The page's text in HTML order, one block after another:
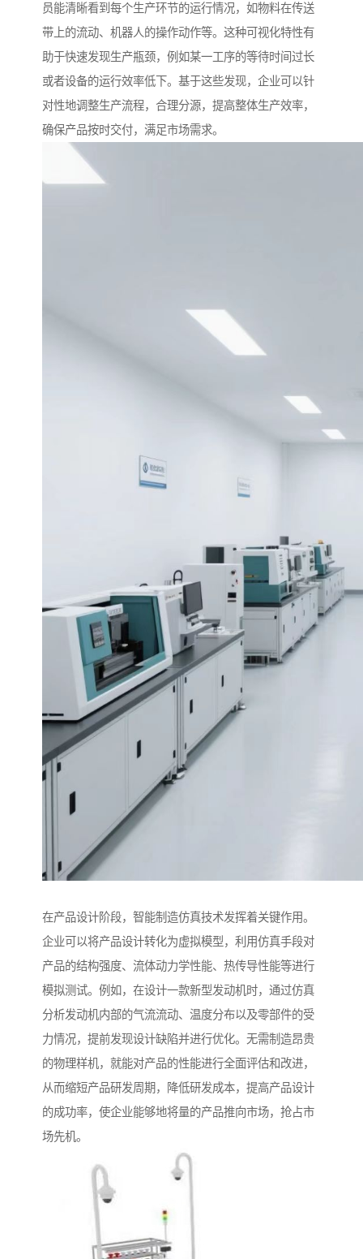
员能清晰看到每个生产环节的运行情况，如物料在传送
带上的流动、机器人的操作动作等。这种可视化特性有
助于快速发现生产瓶颈，例如某一工序的等待时间过长
或者设备的运行效率低下。基于这些发现，企业可以针
对性地调整生产流程，合理分源，提高整体生产效率，
确保产品按时交付，满足市场需求。
在产品设计阶段，智能制造仿真技术发挥着关键作用。
企业可以将产品设计转化为虚拟模型，利用仿真手段对
产品的结构强度、流体动力学性能、热传导性能等进行
模拟测试。例如，在设计一款新型发动机时，通过仿真
分析发动机内部的气流流动、温度分布以及零部件的受
力情况，提前发现设计缺陷并进行优化。无需制造昂贵
的物理样机，就能对产品的性能进行全面评估和改进，
从而缩短产品研发周期，降低研发成本，提高产品设计
的成功率，使企业能够地将量的产品推向市场，抢占市
场先机。